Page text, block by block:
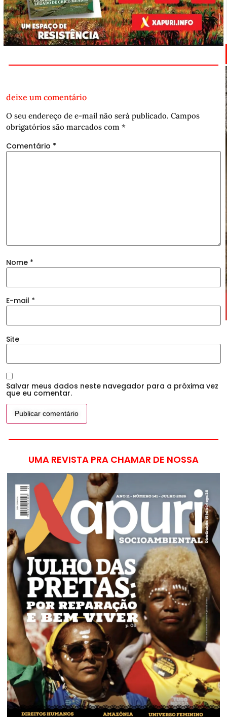
deixe um comentário
O seu endereço de e-mail não será publicado. Campos
obrigatórios são marcados com *
Comentário *
Nome *
E-mail *
Site
Salvar meus dados neste navegador para a próxima vez
que eu comentar.
UMA REVISTA PRA CHAMAR DE NOSSA